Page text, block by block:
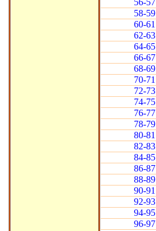
56-57
58-59
60-61
62-63
64-65
66-67
68-69
70-71
72-73
74-75
76-77
78-79
80-81
82-83
84-85
86-87
88-89
90-91
92-93
94-95
96-97